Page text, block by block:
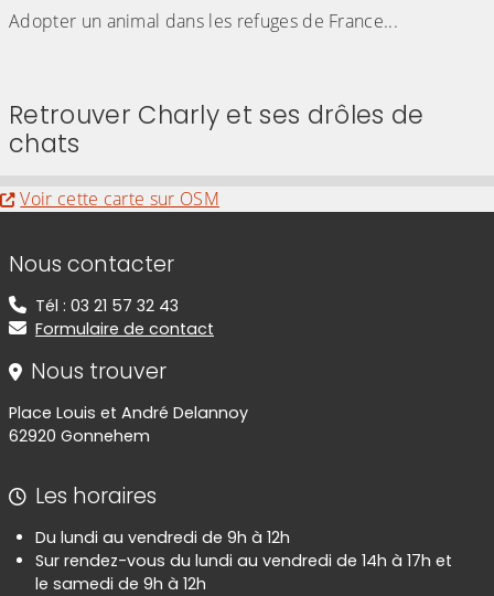
Adopter un animal dans les refuges de France...
Retrouver Charly et ses drôles de
chats
Evitez la carte interactive ci-après et aller au
Voir cette carte sur OSM
Informations de contact
Nous contacter
Tél : 03 21 57 32 43
Formulaire de contact
Nous trouver
Place Louis et André Delannoy
62920 Gonnehem
Les horaires
Du lundi au vendredi de 9h à 12h
Sur rendez-vous du lundi au vendredi de 14h à 17h et
le samedi de 9h à 12h